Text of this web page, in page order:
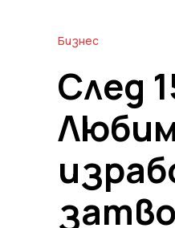
Бизнес
След